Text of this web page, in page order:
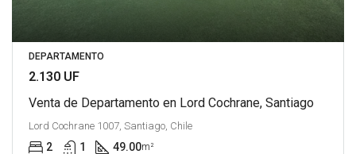
DEPARTAMENTO
2.130 UF
Venta de Departamento en Lord Cochrane, Santiago
Lord Cochrane 1007, Santiago, Chile
2 1 49.00m²